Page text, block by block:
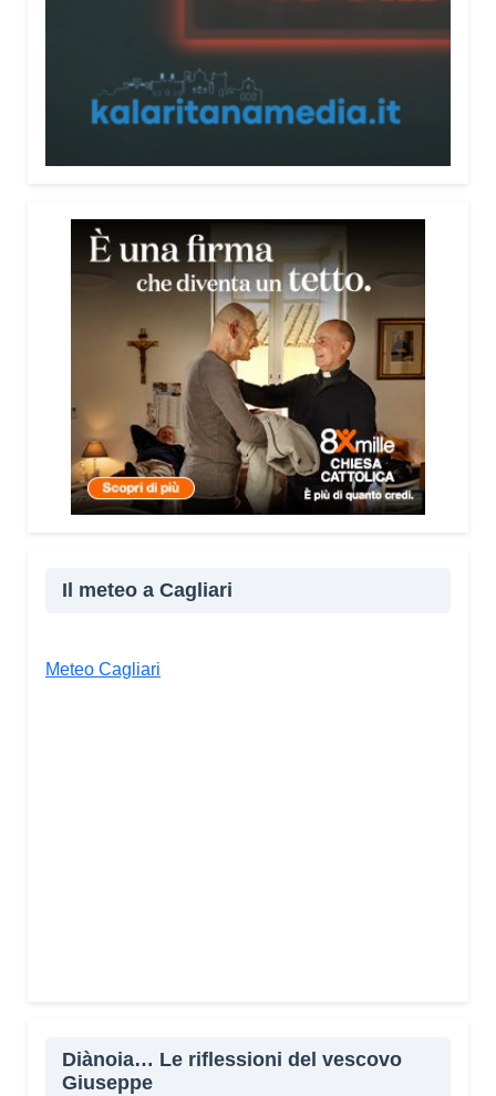
E-mail Stampa
Il meteo a Cagliari
Meteo Cagliari
Diànoia… Le riflessioni del vescovo
Giuseppe